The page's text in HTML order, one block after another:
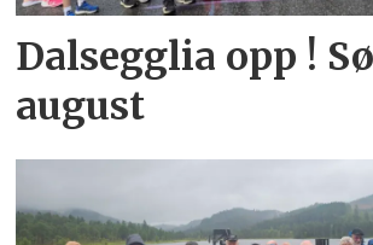
Dalsegglia opp !
august